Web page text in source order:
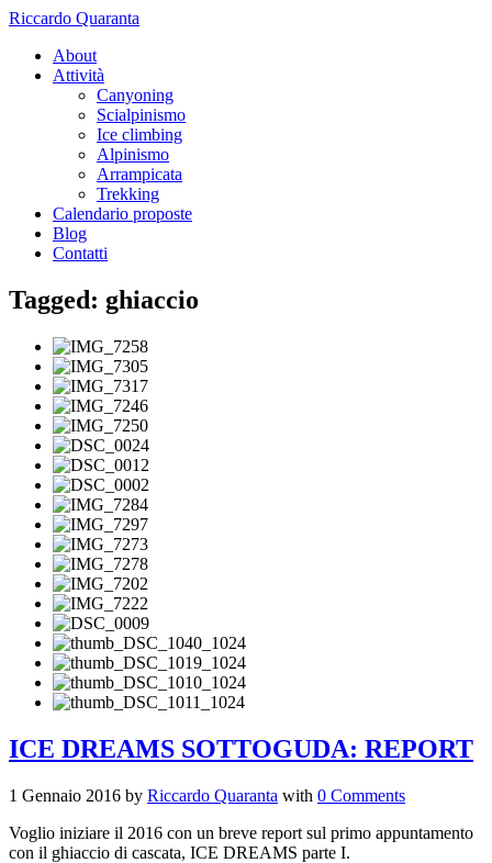
Riccardo Quaranta
About
Attività
Canyoning
Scialpinismo
Ice climbing
Alpinismo
Arrampicata
Trekking
Calendario proposte
Blog
Contatti
Tagged: ghiaccio
ICE DREAMS SOTTOGUDA: REPORT
1 Gennaio 2016 by Riccardo Quaranta with 0 Comments
Voglio iniziare il 2016 con un breve report sul primo appuntamento
con il ghiaccio di cascata, ICE DREAMS parte I.